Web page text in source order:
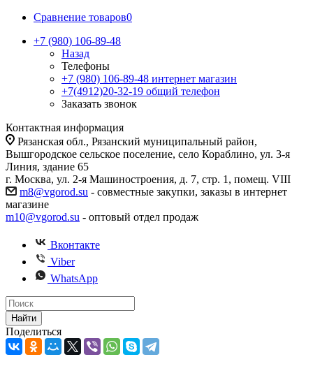
Сравнение товаров0
+7 (980) 106-89-48
Назад
Телефоны
+7 (980) 106-89-48 интернет магазин
+7(4912)20-32-19 общий телефон
Заказать звонок
Контактная информация
Рязанская обл., Рязанский муниципальный район,
Вышгородское сельское поселение, село Кораблино, ул. 3-я
Линия, здание 65
г. Москва, ул. 2-я Машиностроения, д. 7, стр. 1, помещ. VIII
m8@vgorod.su - совместные закупки, заказы в интернет
магазине
m10@vgorod.su - оптовый отдел продаж
Вконтакте
Viber
WhatsApp
Найти
Поделиться